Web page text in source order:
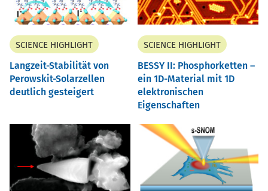
SCIENCE HIGHLIGHT
Langzeit-Stabilität von
Perowskit-Solarzellen
deutlich gesteigert
SCIENCE HIGHLIGHT
BESSY II: Phosphorketten –
ein 1D-Material mit 1D
elektronischen
Eigenschaften